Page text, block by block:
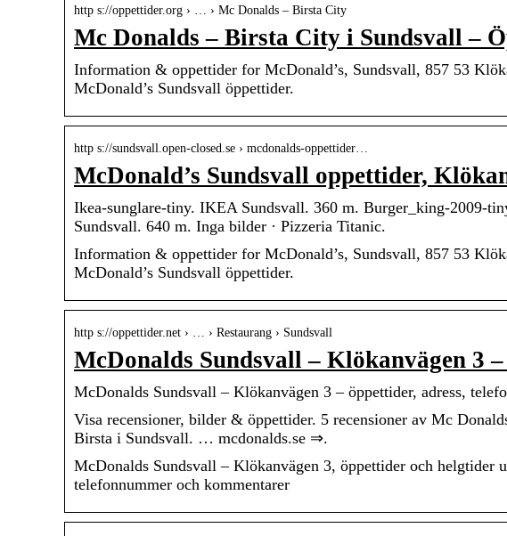
http s://oppettider.org › … › Mc Donalds – Birsta City
Mc Donalds – Birsta City i Sundsvall –
Information & oppettider for McDonald’s, Sundsvall, 857 53
McDonald’s Sundsvall öppettider.
http s://sundsvall.open-closed.se › mcdonalds-oppettider…
McDonald’s Sundsvall oppettider,
Ikea-sunglare-tiny. IKEA Sundsvall. 360 m. Burger_king-2009-
Sundsvall. 640 m. Inga bilder · Pizzeria Titanic.
Information & oppettider for McDonald’s, Sundsvall, 857 53
McDonald’s Sundsvall öppettider.
http s://oppettider.net › … › Restaurang › Sundsvall
McDonalds Sundsvall – Klökanvägen 3
McDonalds Sundsvall – Klökanvägen 3 – öppettider, adress,
Visa recensioner, bilder & öppettider. 5 recensioner av Mc
Birsta i Sundsvall. … mcdonalds.se ⇒.
McDonalds Sundsvall – Klökanvägen 3, öppettider och helgtider
telefonnummer och kommentarer